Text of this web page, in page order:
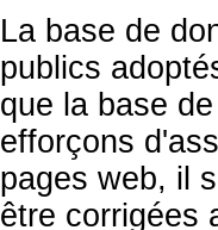
La base de
publics
que la base
efforçons
pages web, il
être corrigées